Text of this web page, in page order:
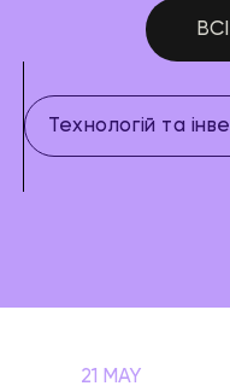
Технологій та
21 MAY